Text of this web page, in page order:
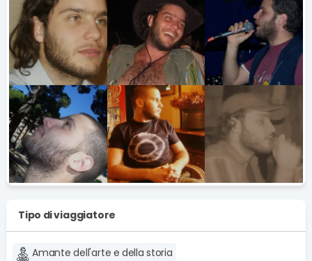
Tipo di viaggiatore
Amante dell'arte e della storia